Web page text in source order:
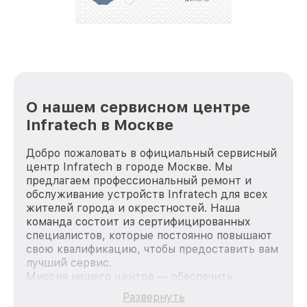
О нашем сервисном центре
Infratech в Москве
Добро пожаловать в официальный сервисный
центр Infratech в городе Москве. Мы
предлагаем профессиональный ремонт и
обслуживание устройств Infratech для всех
жителей города и окрестностей. Наша
команда состоит из сертифицированных
специалистов, которые постоянно повышают
свою квалификацию, чтобы предоставить вам
лучший сервис.
Миссия нашего центра — обеспечить
качественный и доступный ремонт для
каждого пользователя продукции Infratech,
Развернуть